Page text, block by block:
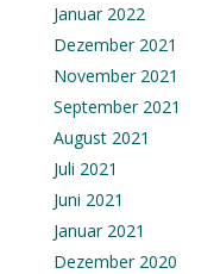
Januar 2022
Dezember 2021
November 2021
September 2021
August 2021
Juli 2021
Juni 2021
Januar 2021
Dezember 2020